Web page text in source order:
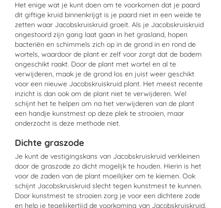
Het enige wat je kunt doen om te voorkomen dat je paard
dit giftige kruid binnenkrijgt is je paard niet in een weide te
zetten waar Jacobskruiskruid groeit. Als je Jacobskruiskruid
ongestoord zijn gang laat gaan in het grasland, hopen
bacteriën en schimmels zich op in de grond in en rond de
wortels, waardoor de plant er zelf voor zorgt dat de bodem
ongeschikt raakt. Door de plant met wortel en al te
verwijderen, maak je de grond los en juist weer geschikt
voor een nieuwe Jacobskruiskruid plant. Het meest recente
inzicht is dan ook om de plant niet te verwijderen. Wel
schijnt het te helpen om na het verwijderen van de plant
een handje kunstmest op deze plek te strooien, maar
onderzocht is deze methode niet.
Dichte graszode
Je kunt de vestigingskans van Jacobskruiskruid verkleinen
door de graszode zo dicht mogelijk te houden. Hierin is het
voor de zaden van de plant moeilijker om te kiemen. Ook
schijnt Jacobskruiskruid slecht tegen kunstmest te kunnen.
Door kunstmest te strooien zorg je voor een dichtere zode
en help je tegelijkertijd de voorkoming van Jacobskruiskruid.